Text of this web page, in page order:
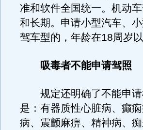
准和软件全国统一。机动
和长期。申请小型汽车、
驾车型的，年龄在18周岁
吸毒者不能申请驾照
规定还明确了不能申请
是：有器质性心脏病、癫
病、震颤麻痹、精神病、